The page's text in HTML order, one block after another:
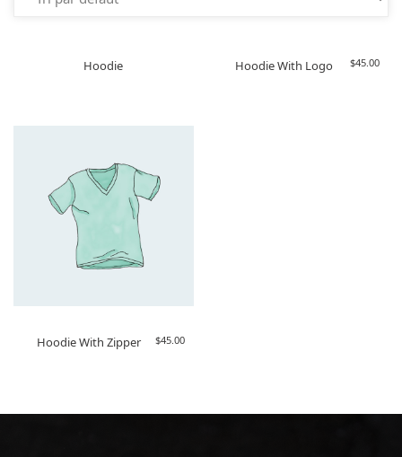
Hoodie Hoodie With Logo $45.00
Hoodie With Zipper $45.00